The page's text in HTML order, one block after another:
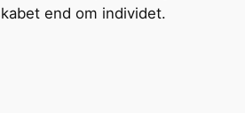
end om individet.